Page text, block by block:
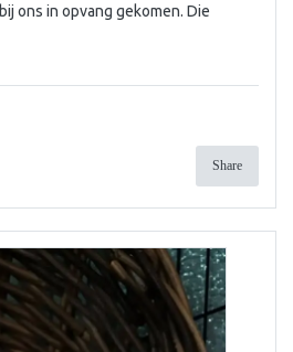
ons in opvang gekomen. Die
Share